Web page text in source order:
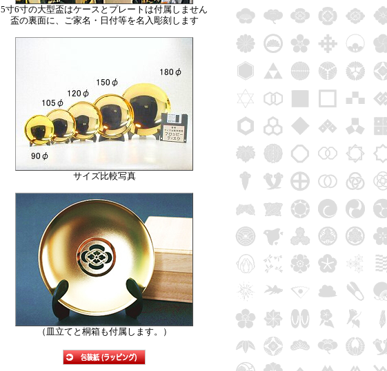
5寸6寸の大型盃はケースとプレートは付属しません
盃の裏面に、ご家名・日付等を名入彫刻します
サイズ比較写真
（皿立てと桐箱も付属します。）